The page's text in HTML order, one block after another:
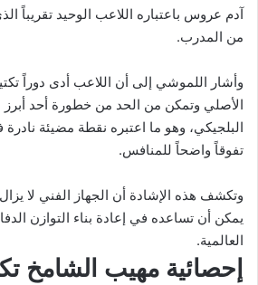
آدم عروس باعتباره اللاعب الوحيد تقريباً
من المدرب.
وأشار اللموشي إلى أن اللاعب أدى دوراً
الأصلي وتمكن من الحد من خطورة أحد
البلجيكي، وهو ما اعتبره نقطة مضيئة
تفوقاً واضحاً للمنافس.
وتكشف هذه الإشادة أن الجهاز الفني لا
يمكن أن تساعده في إعادة بناء التوازن
العالمية.
إحصائية مهيب